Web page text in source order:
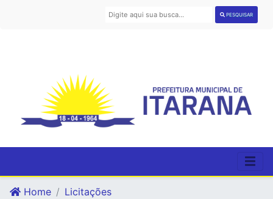
PESQUISAR
Home
Licitações